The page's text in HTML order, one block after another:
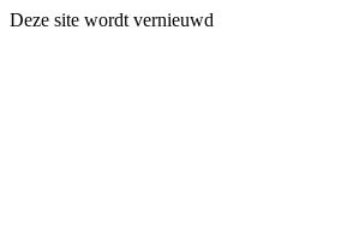
Deze site wordt vernieuwd